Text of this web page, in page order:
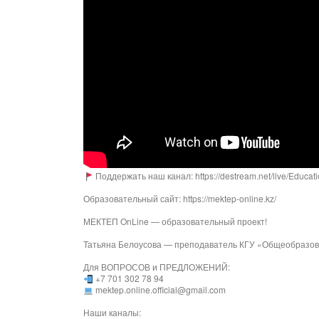
Поддержать наш канал: https://destream.net/live/
Образовательный сайт: https://mektep-online.kz/
МЕКТЕП OnLine — образовательный проект!
Татьяна Белоусова — преподаватель КГУ
Для ВОПРОСОВ и ПРЕДЛОЖЕНИЙ:
+7 701 302 78 94
mektep.online.official@gmail.com
Наши каналы: